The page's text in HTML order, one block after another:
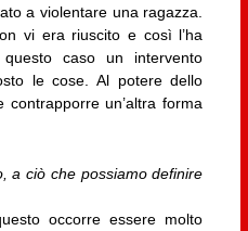
a violentare una ragazza.
vi era riuscito e così l’ha
caso un intervento
le cose. Al potere dello
un’altra forma
a ciò che possiamo definire
occorre essere molto